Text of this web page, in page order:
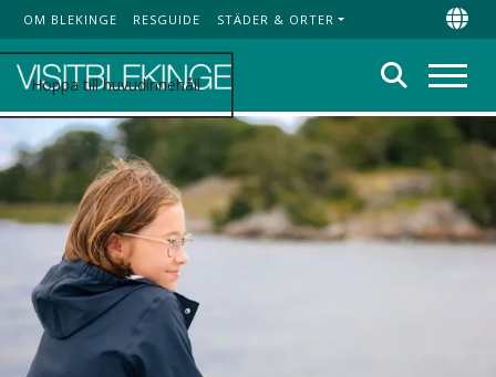
Hoppa till huvudinnehåll
Top Menu
OM BLEKINGE RESGUIDE STÄDER & ORTER
Sök